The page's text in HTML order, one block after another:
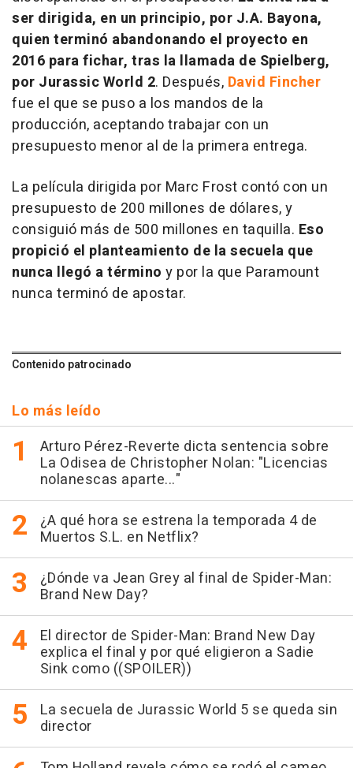
ser dirigida, en un principio, por J.A. Bayona,
quien terminó abandonando el proyecto en
2016 para fichar, tras la llamada de Spielberg,
por Jurassic World 2. Después, David Fincher
fue el que se puso a los mandos de la
producción, aceptando trabajar con un
presupuesto menor al de la primera entrega.
La película dirigida por Marc Frost contó con un
presupuesto de 200 millones de dólares, y
consiguió más de 500 millones en taquilla. Eso
propició el planteamiento de la secuela que
nunca llegó a término y por la que Paramount
nunca terminó de apostar.
Contenido patrocinado
Lo más leído
Arturo Pérez-Reverte dicta sentencia sobre
La Odisea de Christopher Nolan: "Licencias
nolanescas aparte..."
¿A qué hora se estrena la temporada 4 de
Muertos S.L. en Netflix?
¿Dónde va Jean Grey al final de Spider-Man:
Brand New Day?
El director de Spider-Man: Brand New Day
explica el final y por qué eligieron a Sadie
Sink como ((SPOILER))
La secuela de Jurassic World 5 se queda sin
director